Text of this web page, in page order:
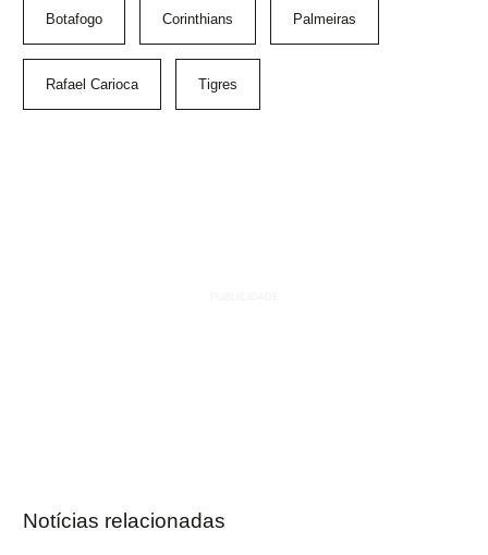
Botafogo Corinthians Palmeiras
Rafael Carioca Tigres
Notícias relacionadas